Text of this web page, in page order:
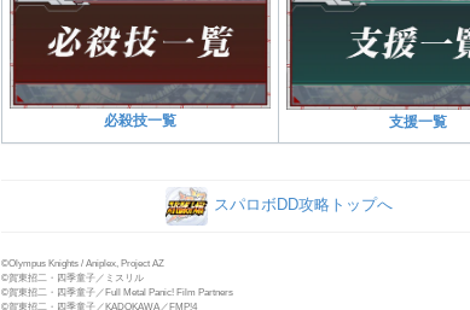
必殺技一覧 支援一覧
スパロボDD攻略トップへ
©Olympus Knights / Aniplex, Project AZ
©賀東招二・四季童子／ミスリル
©賀東招二・四季童子／Full Metal Panic! Film Partners
©賀東招二・四季童子／KADOKAWA／FMP!4